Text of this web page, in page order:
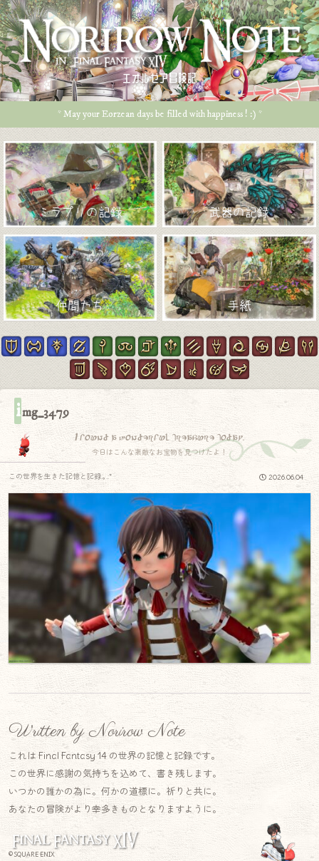
エオルゼア冒険記
* May your Eorzean days be filled with happiness ! :) *
ミラプリの記録 武器の記録
仲間たち 手紙
img_3479
I found a wonderful treasure today.
今日はこんな素敵なお宝物を見つけたよ！
2026.06.04
この世界を生きた記憶と記録.｡.:*
Written by Norirow Note
これは Final Fantasy 14 の世界の記憶と記録です。
この世界に感謝の気持ちを込めて、書き残します。
いつかの誰かの為に。何かの道標に。祈りと共に。
あなたの冒険がより幸多きものとなりますように。
© SQUARE ENIX